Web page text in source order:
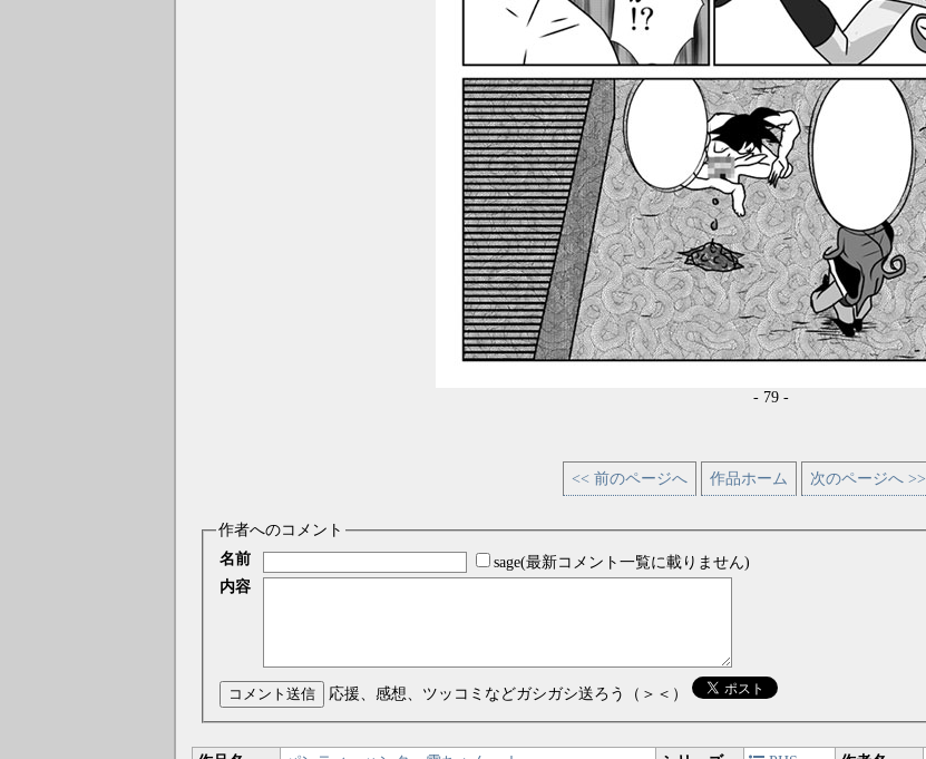
- 79 -
<< 前のページへ 作品ホーム 次のページへ >>
作者へのコメント
名前
sage(最新コメント一覧に載りません)
内容
コメント送信 応援、感想、ツッコミなどガシガシ送ろう（＞＜）